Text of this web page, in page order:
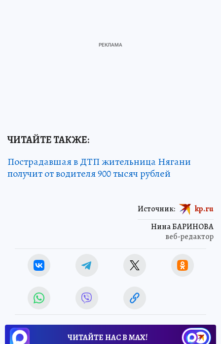
ЧИТАЙТЕ ТАКЖЕ:
Пострадавшая в ДТП жительница Нягани
получит от водителя 900 тысяч рублей
Нина БАРИНОВА
веб-редактор
Источник: kp.ru
ЧИТАЙТЕ НАС В МАХ!